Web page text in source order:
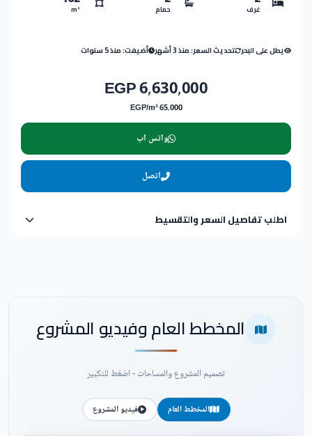
غرف حمام m²
يطل على البحر تحديث السعر: منذ 3 أشهر أضيفت: منذ 5 سنوات
6,630,000 EGP
65,000 EGP/m²
واتس اب
اتصل
اطلب تفاصيل السعر والتقسيط
المخطط العام وفيديو المشروع
تصميم المشروع والمساحات - اضغط للتكبير
المخطط العام فيديو المشروع